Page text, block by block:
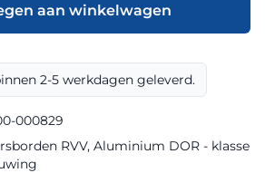
aan winkelwagen
2-5 werkdagen geleverd.
000829
RVV, Aluminium DOR - klasse